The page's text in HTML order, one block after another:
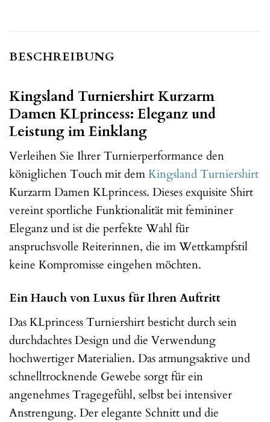
BESCHREIBUNG
Kingsland Turniershirt Kurzarm
Damen KLprincess: Eleganz und
Leistung im Einklang
Verleihen Sie Ihrer Turnierperformance den
königlichen Touch mit demKingslandTurniershirt
Kurzarm Damen KLprincess. Dieses exquisite Shirt
vereint sportliche Funktionalität mit femininer
Eleganz und ist die perfekte Wahl für
anspruchsvolle Reiterinnen, die im Wettkampfstil
keine Kompromisse eingehen möchten.
Ein Hauch von Luxus für Ihren Auftritt
Das KLprincess Turniershirt besticht durch sein
durchdachtes Design und die Verwendung
hochwertiger Materialien. Das atmungsaktive und
schnelltrocknende Gewebe sorgt für ein
angenehmes Tragegefühl, selbst bei intensiver
Anstrengung. Der elegante Schnitt und die